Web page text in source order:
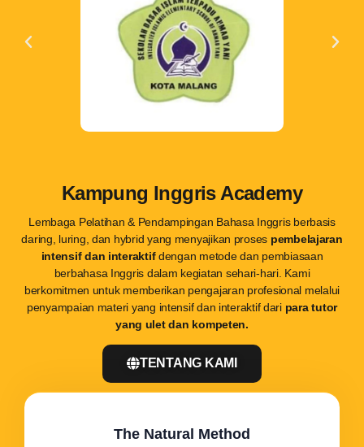
Kampung Inggris Academy
Lembaga Pelatihan & Pendampingan Bahasa Inggris berbasis
daring, luring, dan hybrid yang menyajikan proses pembelajaran
intensif dan interaktifdengan metode dan pembiasaan
berbahasa Inggris dalam kegiatan sehari-hari. Kami
berkomitmen untuk memberikan pengajaran profesional melalui
penyampaian materi yang intensif dan interaktif dari para tutor
yang ulet dan kompeten.
TENTANG KAMI
The Natural Method